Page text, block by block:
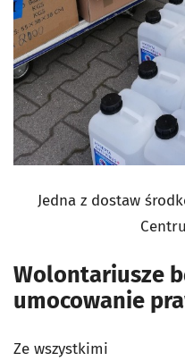
Jedna z dostaw
Wolontariusze
umocowanie
Ze wszystkimi